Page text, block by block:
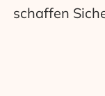
schaffen